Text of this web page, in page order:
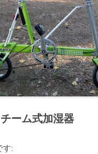
ーム式加湿器
す: